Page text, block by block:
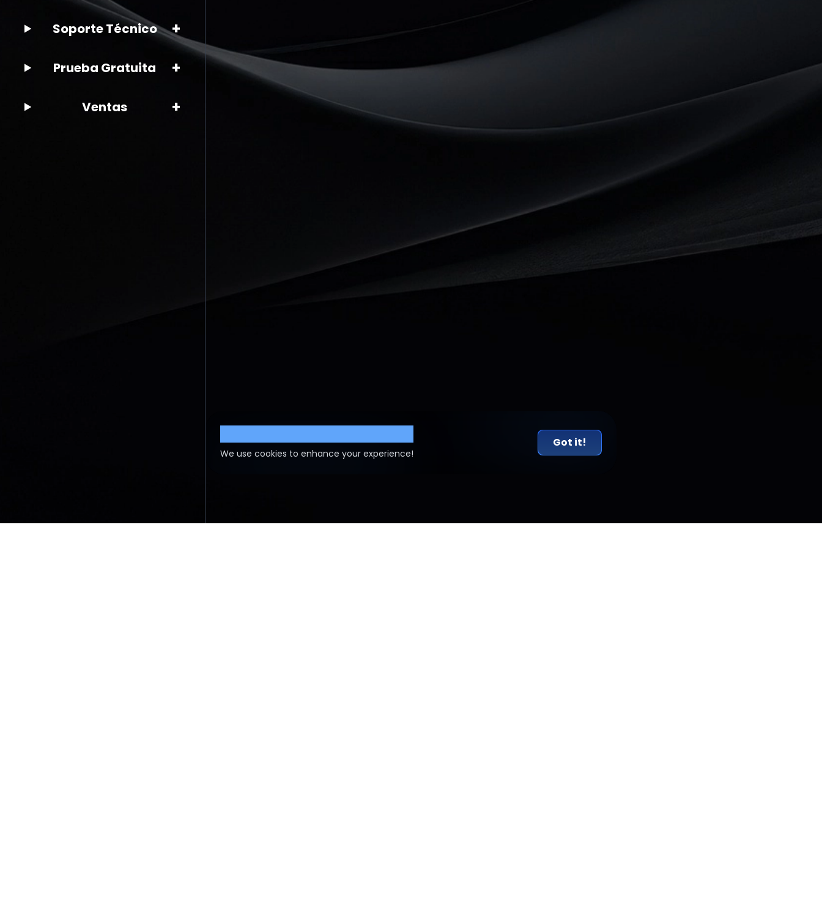
Soporte Técnico +
Prueba Gratuita +
Ventas +
We use cookies to enhance your experience!
Got it!